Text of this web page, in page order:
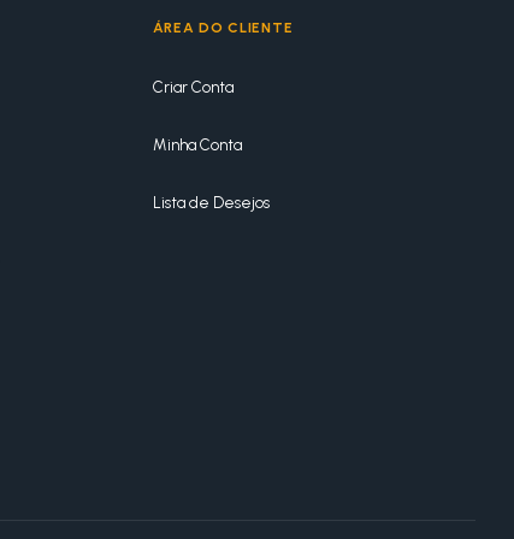
ÁREA DO CLIENTE
Criar Conta
Minha Conta
Lista de Desejos